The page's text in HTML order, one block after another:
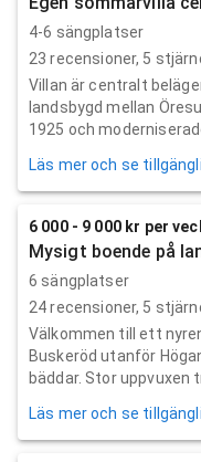
4-6 sängplatser
23 recensioner, 5
Villan är centralt
landsbygd mellan
1925 och
Läs mer och se
6 000 - 9 000 kr per
Mysigt boende på
6 sängplatser
24recensioner, 5
Välkommen till ett
Buskeröd utanför
bäddar. Stor uppvuxen
Läs mer och se